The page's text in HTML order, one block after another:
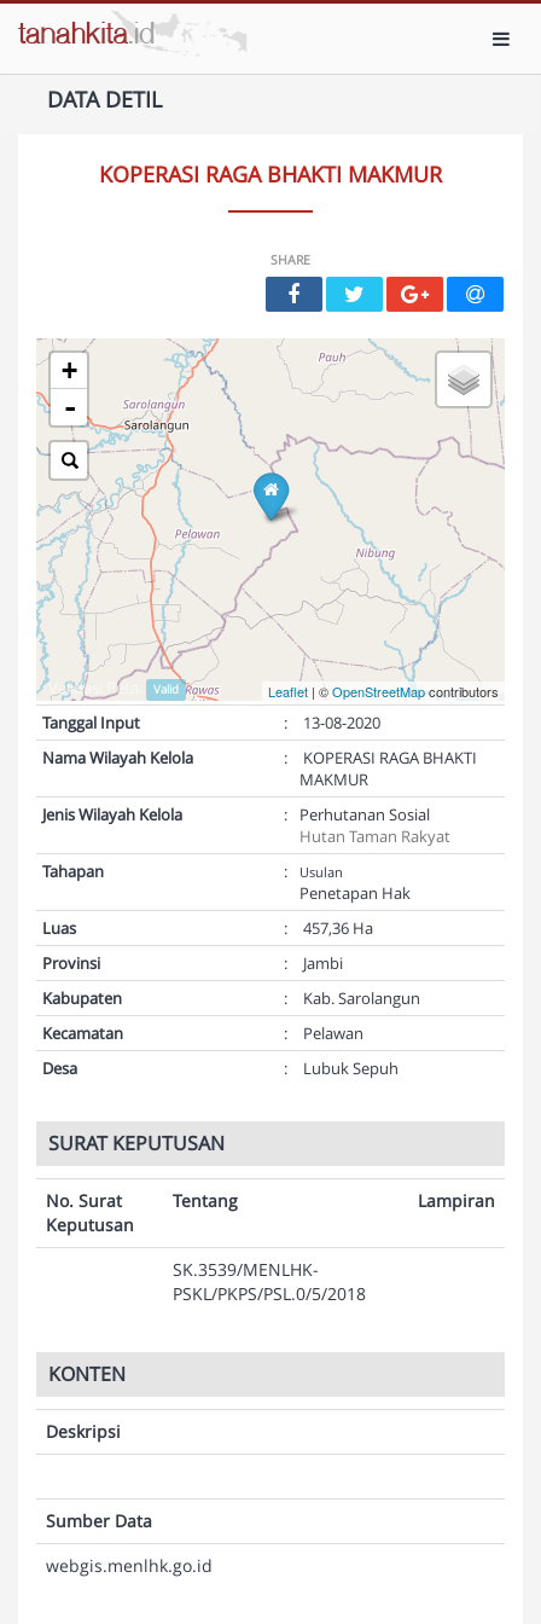
DATA DETIL
KOPERASI RAGA BHAKTI MAKMUR
SHARE
+
-
Leaflet | ©OpenStreetMapcontributors
Validasi Peta: Valid
Tanggal Input :
13-08-2020
Nama Wilayah Kelola
:
KOPERASI RAGA BHAKTI
MAKMUR
Jenis Wilayah Kelola
:
Perhutanan Sosial
Hutan Taman Rakyat
Tahapan
: Usulan
Penetapan Hak
Luas
:
457,36 Ha
Provinsi
:
Jambi
Kabupaten
:
Kab. Sarolangun
Kecamatan
:
Pelawan
Desa
: Lubuk Sepuh
SURAT KEPUTUSAN
No. Surat
Keputusan
Tentang Lampiran
SK.3539/MENLHK-
PSKL/PKPS/PSL.0/5/2018
KONTEN
Deskripsi
Sumber Data
webgis.menlhk.go.id